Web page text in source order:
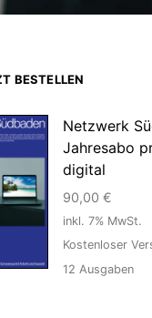
BESTELLEN
Netzwerk
Jahresabo
digital
90,00 €
inkl. 7% MwSt.
Kostenloser
12 Ausgaben